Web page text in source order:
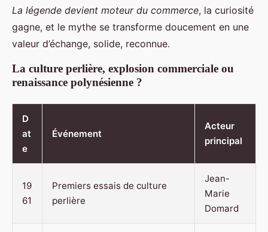
La légende devient moteur du commerce, la curiosité
gagne, et le mythe se transforme doucement en une
valeur d’échange, solide, reconnue.
La culture perlière, explosion commerciale ou
renaissance polynésienne ?
D
at
e
Événement
Acteur
principal
19
61
Premiers essais de culture
perlière
Jean-
Marie
Domard